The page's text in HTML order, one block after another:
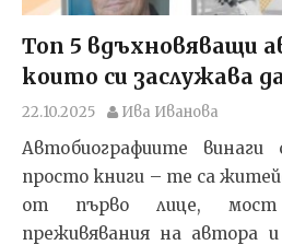
Топ 5 вдъхновяващи
които си заслужава
22.10.2025 Ива Иванова
Автобиографиите
просто книги – те са
от първо лице,
преживявания на автора